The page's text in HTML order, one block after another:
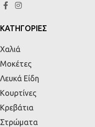
ΚΑΤΗΓΟΡΙΕΣ
Χαλιά
Μοκέτες
Λευκά Είδη
Κουρτίνες
Κρεβάτια
Στρώματα